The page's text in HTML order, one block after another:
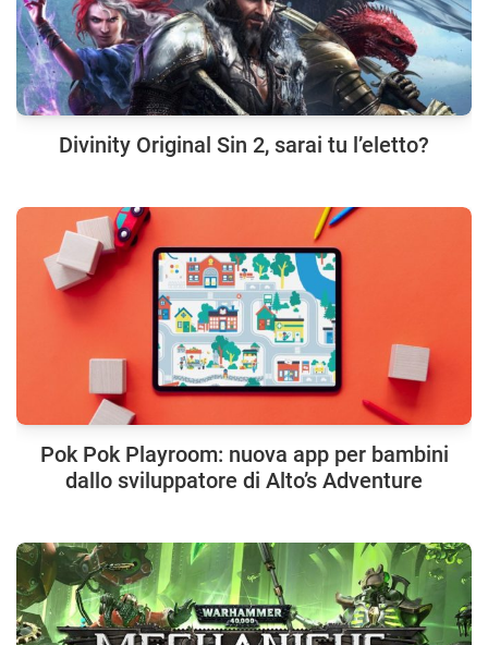
Divinity Original Sin 2, sarai tu l’eletto?
Pok Pok Playroom: nuova app per bambini
dallo sviluppatore di Alto’s Adventure